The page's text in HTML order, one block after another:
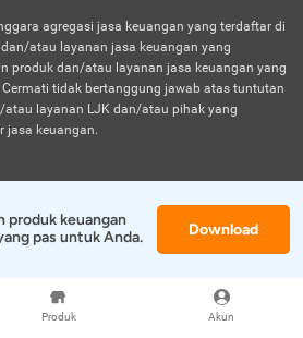
Produk Akun
agregasi jasa keuangan yang terdaftar di
atau layanan jasa keuangan yang
produk dan/atau layanan jasa keuangan yang
tidak bertanggung jawab atas tuntutan
layanan LJK dan/atau pihak yang
jasa keuangan.
produk keuangan
pas untuk Anda.
Download